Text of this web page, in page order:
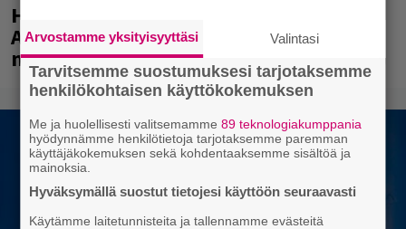
Huomenna se ilmestyy – CMX:stä tutun
A.W. Yrjänän uutuusalbumi om
mammuttimainen kokonaisuus
Arvostamme yksityisyyttäsi Valintasi
Tarvitsemme suostumuksesi tarjotaksemme
henkilökohtaisen käyttökokemuksen
Me ja huolellisesti valitsemamme89 teknologiakumppania
hyödynnämme henkilötietoja tarjotaksemme paremman
käyttäjäkokemuksen sekä kohdentaaksemme sisältöä ja
mainoksia.
Hyväksymällä suostut tietojesi käyttöön seuraavasti
Käytämme laitetunnisteita ja tallennamme evästeitä